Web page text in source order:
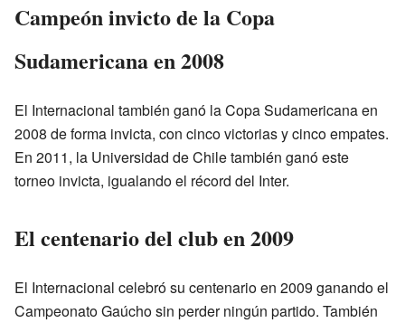
Campeón invicto de la Copa
Sudamericana en 2008
El Internacional también ganó la Copa Sudamericana en
2008 de forma invicta, con cinco victorias y cinco empates.
En 2011, la Universidad de Chile también ganó este
torneo invicta, igualando el récord del Inter.
El centenario del club en 2009
El Internacional celebró su centenario en 2009 ganando el
Campeonato Gaúcho sin perder ningún partido. También